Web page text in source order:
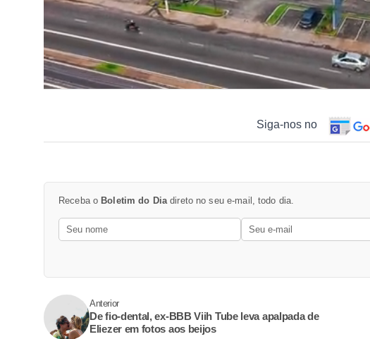
Siga-nos no
Receba o Boletim do Diadireto no seu e-mail, todo dia.
Anterior
De fio-dental, ex-BBB Viih Tube leva apalpada de
Eliezer em fotos aos beijos